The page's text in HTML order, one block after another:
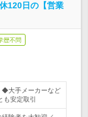
120日の【営業
歴不問
◆大手メーカーなど
も安定取引